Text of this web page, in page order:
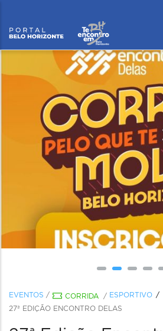
EVENTOS / CORRIDA / ESPORTIVO
27ª EDIÇÃO ENCONTRO DELAS